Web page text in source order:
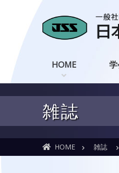
HOME
雑誌
HOME 雑誌